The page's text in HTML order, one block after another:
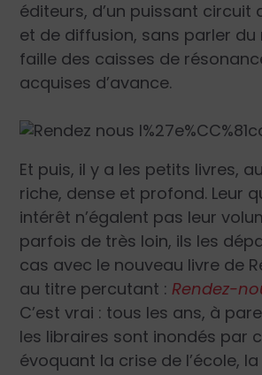
éditeurs, d’un puissant circuit
et de diffusion, sans parler
faille des caisses de
acquises d’avance.
Et puis, il y a les petits livres,
riche, dense et profond. Leur
intérêt n’égalent pas leur
parfois de très loin, ils les
cas avec le nouveau livre de
au titre percutant :Rendez-
C’est vrai : tous les ans, à
les libraires sont inondés par
évoquant la crise de l’école,